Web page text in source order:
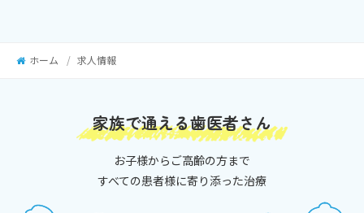
際の目的以外では利用いたしません。患者様および就職
のご連絡や業務のご案内やご質問に対する回答として、
電子メールや資料のご送付に利用いたします。
個人情報の第三者への開示・提供の禁止
ホーム 求人情報
家族で通える歯医者さん
お子様からご高齢の方まで
すべての患者様に寄り添った治療